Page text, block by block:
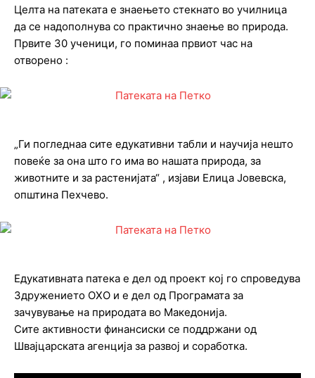
Целта на патеката е знаењето стекнато во училница
да се надополнува со практично знаење во природа.
Првите 30 ученици, го поминаа првиот час на
отворено :
„Ги погледнаа сите едукативни табли и научија нешто
повеќе за она што го има во нашата природа, за
животните и за растенијата“ , изјави Елица Јовевска,
општина Пехчево.
Едукативната патека е дел од проект кој го спроведува
Здружението ОХО и е дел од Програмата за
зачувување на природата во Македонија.
Сите активности финансиски се поддржани од
Швајцарската агенција за развој и соработка.